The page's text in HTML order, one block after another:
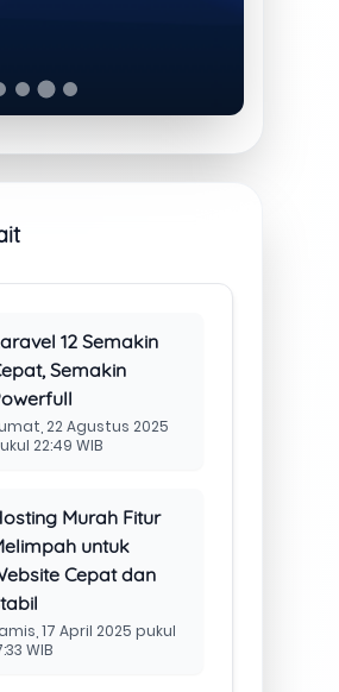
WIB
Install dan
16:55 WIB
GoLang di
Hosting
17 November 2024
18:54 WIB
Kalendar, dan
di Android
dan cPanel
9 Januari 2024